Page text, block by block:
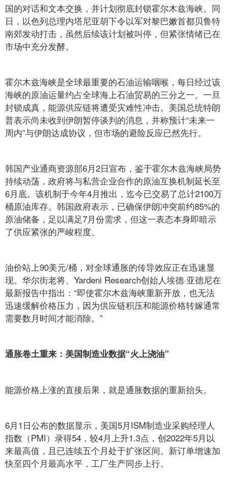
国的对话和文本交换，并计划彻底封锁霍尔木兹海峡。同
日，以色列总理内塔尼亚胡下令以军对黎巴嫩首都贝鲁特
南郊发动打击，虽然后续该计划被叫停，但紧张情绪已在
市场中充分发酵。
霍尔木兹海峡是全球最重要的石油运输咽喉，每日经过该
海峡的原油运量约占全球海上石油贸易的三分之一。一旦
封锁成真，能源供应链将遭受灾难性冲击。美国总统特朗
普表示尚未收到伊朗暂停谈判的消息，并称预计“未来一
周内”与伊朗达成协议，但市场的避险反应已然先行。
韩国产业通商资源部6月2日宣布，鉴于霍尔木兹海峡局势
持续动荡，政府将与私营企业合作的原油互换机制延长至
6月底。该机制于今年4月推出，迄今已交易了总计2100万
桶原油库存。韩国政府表示，已确保伊朗冲突前约85%的
原油储备，足以满足7月份需求，但这一表态本身即暗示
了供应紧张的严峻程度。
油价站上90美元/桶，对全球通胀的传导效应正在迅速显
现。华尔街老将、Yardeni Research创始人埃德·亚德尼在
最新报告中指出：“即使霍尔木兹海峡重新开放，也无法
迅速缓解价格压力，因为供应链积压和能源价格转嫁通常
需要数月时间才能消除。”
通胀卷土重来：美国制造业数据“火上浇油”
能源价格上涨的直接后果，就是通胀数据的重新抬头。
6月1日公布的数据显示，美国5月ISM制造业采购经理人
指数（PMI）录得54，较4月上升1.3点，创2022年5月以
来最高值，且已连续五个月处于扩张区间。新订单增速加
快至四个月最高水平，工厂生产同步上行。